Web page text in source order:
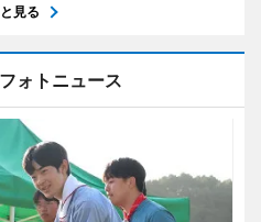
見る
ォトニュース